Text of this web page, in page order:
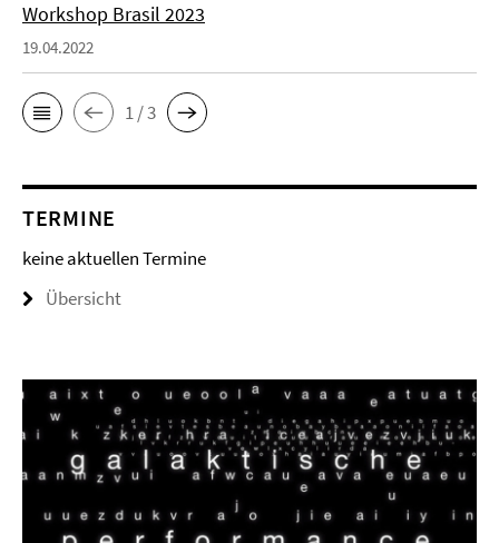
Workshop Brasil 2023
19.04.2022
1 / 3
TERMINE
keine aktuellen Termine
Übersicht